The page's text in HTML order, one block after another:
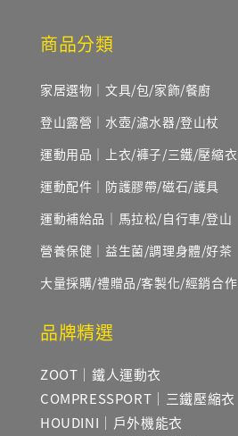
商品分類
家居選物｜文具/包/家飾/餐廚
登山露營｜水壺/濾水器/登山杖
運動用品｜上衣/褲子/三鐵/壓縮衣
運動配件｜防護膠帶/磁石/護具
運動補給品｜馬拉松/自行車/登山
營養保健｜益生菌/調理身體/好茶
大量採購/禮贈品/客製化/經銷合作
品牌精選
ZOOT｜鐵人運動衣
COMPRESSPORT｜三鐵壓縮衣
HOUDINI｜戶外機能衣